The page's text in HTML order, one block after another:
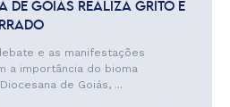
DE GOIÁS REALIZA GRITO E
e as manifestações
a importância do bioma
de Goiás, ...